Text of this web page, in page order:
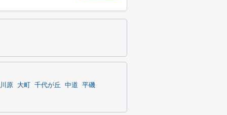
川原 大町 千代が丘 中道 平磯